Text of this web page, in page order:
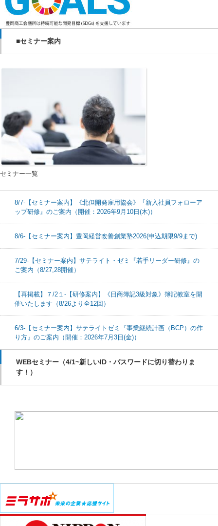
■セミナー案内
セミナー一覧
8/7-【セミナー案内】《北但開発雇用協会》『新入社員フォローア
ップ研修』のご案内（開催：2026年9月10日(木)）
8/6-【セミナー案内】豊岡経営改善創業塾2026(申込期限9/9まで)
7/29-【セミナー案内】サテライト・ゼミ『若手リーダー研修』の
ご案内（8/27,28開催）
【再掲載】７/2１-【研修案内】《日商簿記3級対象》簿記教室を開
催いたします（8/26より全12回）
6/3-【セミナー案内】サテライトゼミ『事業継続計画（BCP）の作
り方』のご案内（開催：2026年7月3日(金)）
WEBセミナー（4/1~新しいID・パスワードに切り替わりま
す！）